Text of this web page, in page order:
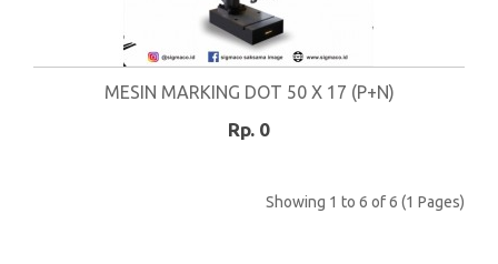
MESIN MARKING DOT 50 X 17 (P+N)
Rp. 0
Showing 1 to 6 of 6 (1 Pages)